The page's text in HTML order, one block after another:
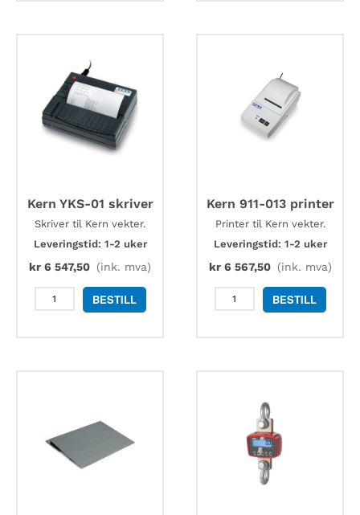
Kern YKS-01 skriver
Skriver til Kern vekter.
Leveringstid: 1-2 uker
kr 6 547,50 (ink. mva)
Kern
YKS-
BESTILL
Kern 911-013 printer
Printer til Kern vekter.
Leveringstid: 1-2 uker
kr6 567,50 (ink. mva)
Kern
911-
BESTILL